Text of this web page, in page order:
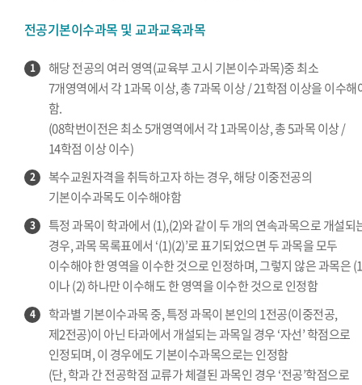
전공기본이수과목 및 교과교육과목
1
해당 전공의 여러 영역(교육부 고시 기본이수과목)중 최소
7개영역에서 각 1과목 이상, 총 7과목 이상 / 21학점 이상을 이수해
함.
(08학번이전은 최소 5개영역에서 각 1과목이상, 총 5과목 이상 /
14학점 이상 이수)
2
복수교원자격을 취득하고자 하는 경우, 해당 이중전공의
기본이수과목도 이수해야함
3
특정 과목이 학과에서 (1),(2)와 같이 두 개의 연속과목으로 개설되
경우, 과목 목록표에서 ‘(1)(2)’로 표기되었으면 두 과목을 모두
이수해야 한 영역을 이수한 것으로 인정하며, 그렇지 않은 과목은
이나 (2) 하나만 이수해도 한 영역을 이수한 것으로 인정함
4
학과별 기본이수과목 중, 특정 과목이 본인의 1전공(이중전공,
제2전공)이 아닌 타과에서 개설되는 과목일 경우 ‘자선’ 학점으로
인정되며, 이 경우에도 기본이수과목으로는 인정함
(단, 학과 간 전공학점 교류가 체결된 과목인 경우 ‘전공’학점으로